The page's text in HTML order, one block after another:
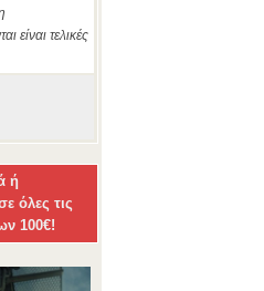
είναι τελικές
ή
όλες τις
100€!